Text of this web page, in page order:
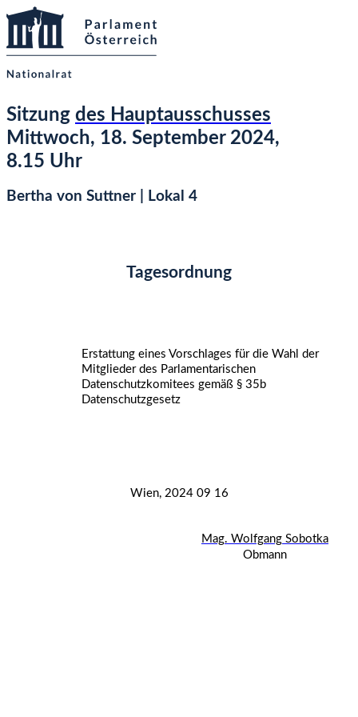
Sitzung des Hauptausschusses
Mittwoch, 18. September 2024,
8.15 Uhr
Bertha von Suttner | Lokal 4
Tagesordnung
Erstattung eines Vorschlages für die Wahl der
Mitglieder des Parlamentarischen
Datenschutzkomitees gemäß § 35b
Datenschutzgesetz
Wien, 2024 09 16
Mag. Wolfgang Sobotka
Obmann